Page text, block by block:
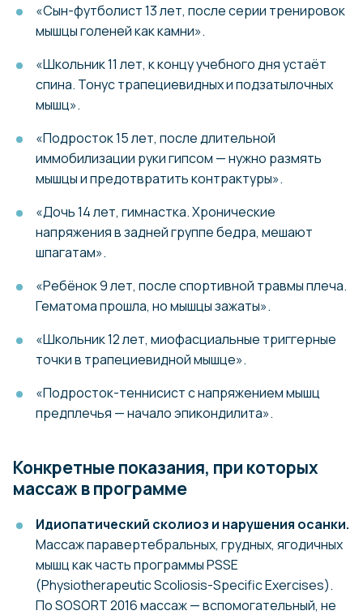
«Сын-футболист 13 лет, после серии тренировок
мышцы голеней как камни».
«Школьник 11 лет, к концу учебного дня устаёт
спина. Тонус трапециевидных и подзатылочных
мышц».
«Подросток 15 лет, после длительной
иммобилизации руки гипсом — нужно размять
мышцы и предотвратить контрактуры».
«Дочь 14 лет, гимнастка. Хронические
напряжения в задней группе бедра, мешают
шпагатам».
«Ребёнок 9 лет, после спортивной травмы плеча.
Гематома прошла, но мышцы зажаты».
«Школьник 12 лет, миофасциальные триггерные
точки в трапециевидной мышце».
«Подросток-теннисист с напряжением мышц
предплечья — начало эпикондилита».
Конкретные показания, при которых
массаж в программе
Идиопатический сколиоз и нарушения осанки.
Массаж паравертебральных, грудных, ягодичных
мышц как часть программы PSSE
(Physiotherapeutic Scoliosis-Specific Exercises).
По SOSORT 2016 массаж — вспомогательный, не